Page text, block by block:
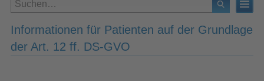
Informationen für Patienten auf der Grundlage
der Art. 12 ff. DS-GVO